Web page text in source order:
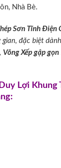
Nhà Bè.
Sơn Tĩnh Điện
đặc biệt
Võng Xếp gập gọn
Lợi Khung